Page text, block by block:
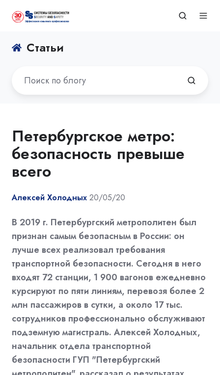
Статьи
Петербургское метро:
безопасность превыше
всего
Алексей Холодных 20/05/20
В 2019 г. Петербургский метрополитен был
признан самым безопасным в России: он
лучше всех реализовал требования
транспортной безопасности. Сегодня в него
входят 72 станции, 1 900 вагонов ежедневно
курсируют по пяти линиям, перевозя более 2
млн пассажиров в сутки, а около 17 тыс.
сотрудников профессионально обслуживают
подземную магистраль. Алексей Холодных,
начальник отдела транспортной
безопасности ГУП "Петербургский